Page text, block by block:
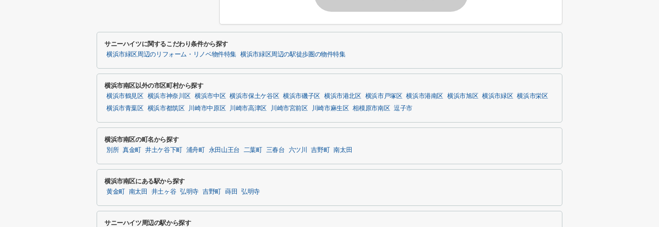
サニーハイツに関するこだわり条件から探す
横浜市緑区周辺のリフォーム・リノベ物件特集 横浜市緑区周辺の駅徒歩圏の物件特集
横浜市南区以外の市区町村から探す
横浜市鶴見区 横浜市神奈川区 横浜市中区 横浜市保土ケ谷区 横浜市磯子区 横浜市港北区 横浜市戸塚区 横浜市港南区 横浜市旭区 横浜市緑区
横浜市栄区
横浜市青葉区
横浜市都筑区 川崎市中原区 川崎市高津区 川崎市宮前区 川崎市麻生区 相模原市南区 逗子市
横浜市南区の町名から探す
別所 真金町 井土ケ谷下町 浦舟町 永田山王台 二葉町 三春台 六ツ川 吉野町 南太田
横浜市南区にある駅から探す
黄金町 南太田 井土ヶ谷 弘明寺 吉野町 蒔田 弘明寺
サニーハイツ周辺の駅から探す